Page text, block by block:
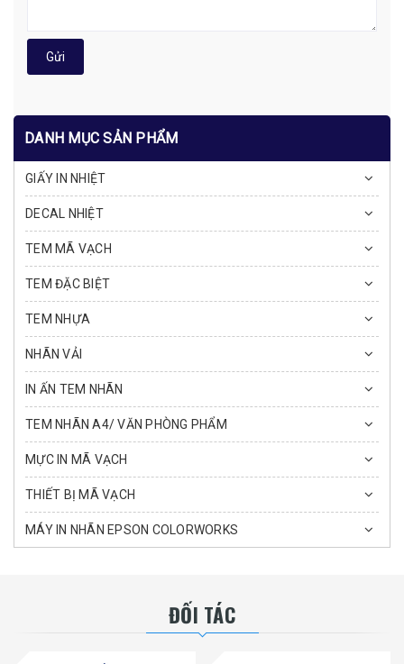
Gửi
DANH MỤC SẢN PHẨM
GIẤY IN NHIỆT
DECAL NHIỆT
TEM MÃ VẠCH
TEM ĐẶC BIỆT
TEM NHỰA
NHÃN VẢI
IN ẤN TEM NHÃN
TEM NHÃN A4/ VĂN PHÒNG PHẨM
MỰC IN MÃ VẠCH
THIẾT BỊ MÃ VẠCH
MÁY IN NHÃN EPSON COLORWORKS
ĐỐI TÁC